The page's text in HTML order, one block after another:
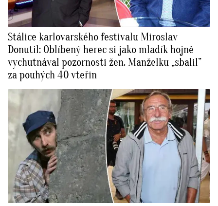
Stálice karlovarského festivalu Miroslav
Donutil: Oblíbený herec si jako mladík hojně
vychutnával pozornosti žen. Manželku „sbalil”
za pouhých 40 vteřin